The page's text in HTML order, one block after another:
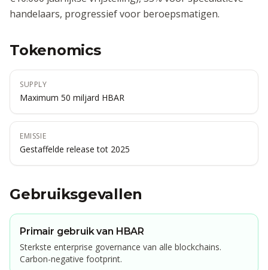
handelaars, progressief voor beroepsmatigen.
Tokenomics
SUPPLY
Maximum 50 miljard HBAR
EMISSIE
Gestaffelde release tot 2025
Gebruiksgevallen
Primair gebruik van HBAR
Sterkste enterprise governance van alle blockchains.
Carbon-negative footprint.